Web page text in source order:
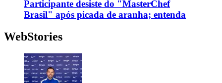
Participante desiste do "MasterChef
Brasil" após picada de aranha; entenda
WebStories